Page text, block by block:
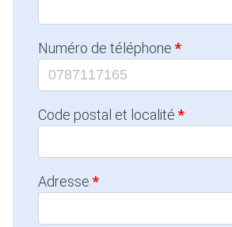
Numéro de téléphone
Code postal et localité
Adresse